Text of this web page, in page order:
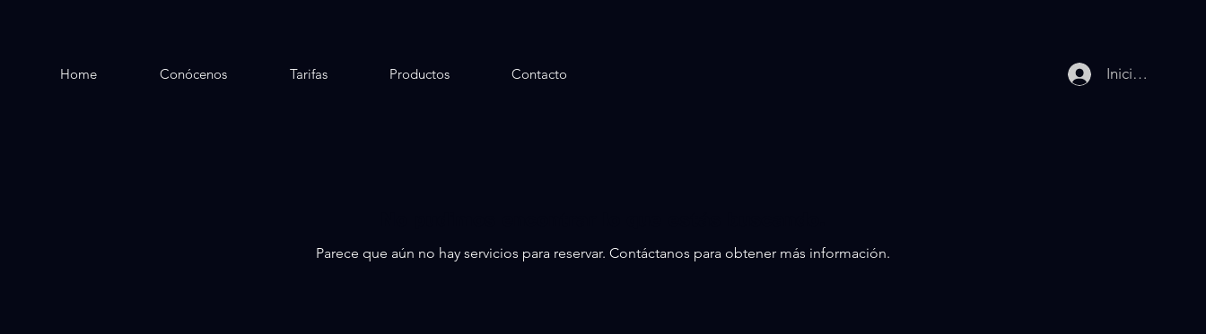
Home Conócenos Tarifas Productos Contacto Iniciar sesión
Parece que aún no hay servicios para reservar. Contáctanos para obtener más información.